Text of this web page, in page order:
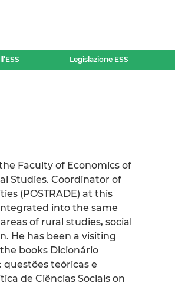
Legislazione ESS
Faculty of Economics of
Studies. Coordinator of
(POSTRADE) at this
into the same
of rural studies, social
He has been a visiting
books Dicionário
teóricas e
de Ciências Sociais on